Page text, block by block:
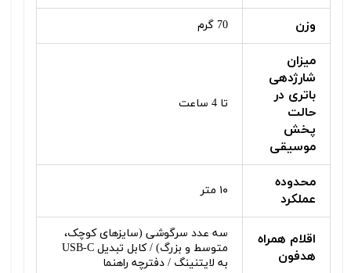
وزن 70 گرم
میزان
شارژدهی
باتری در
حالت
پخش
موسیقی
تا 4 ساعت
محدوده
عملکرد
۱۰ متر
اقلام همراه
هدفون
سه عدد سرگوشی (سایزهای کوچک،
متوسط و بزرگ) / کابل تبدیل USB-C
به لایتنینگ / دفترچه راهنما